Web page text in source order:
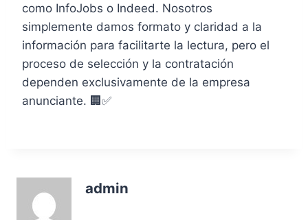
como InfoJobs o Indeed. Nosotros
simplemente damos formato y claridad a la
información para facilitarte la lectura, pero el
proceso de selección y la contratación
dependen exclusivamente de la empresa
anunciante. 🏢✅
admin